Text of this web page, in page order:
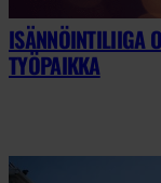
ISÄNNÖINTILIIGA
TYÖPAIKKA